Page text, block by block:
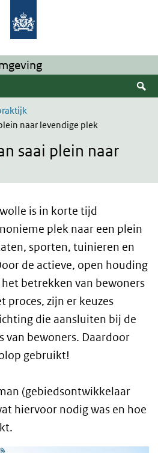
gaan
naar levendige plek
saai plein naar
is in korte tijd
plek naar een plein
sporten, tuinieren en
de actieve, open houding
betrekken van bewoners
proces, zijn er keuzes
die aansluiten bij de
van bewoners. Daardoor
gebruikt!
(gebiedsontwikkelaar
hiervoor nodig was en hoe